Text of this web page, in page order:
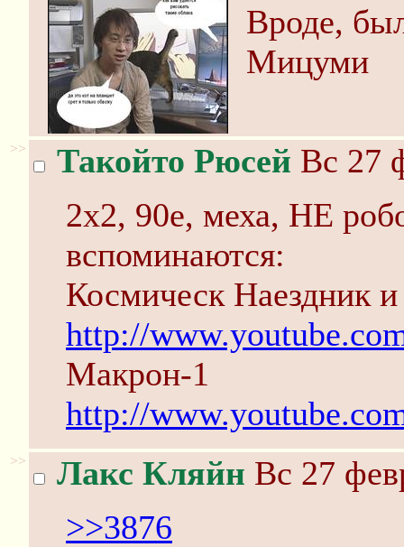
Вроде,
Мицуми
>> Такойто Рюсей Вс 27
2x2, 90е, меха, НЕ
вспоминаются:
Космическ Наездник
http://
Макрон-1
http://
>> Лакс Кляйн Вс 27
>>3876